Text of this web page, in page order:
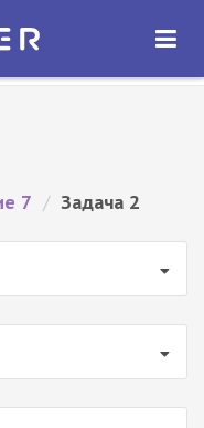
ОТКРЫТЬ
7 / Задача 2